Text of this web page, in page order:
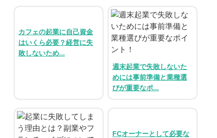
カフェの起業に自己資金
はいくら必要？経営に失
敗しないため...
週末起業で失敗しないた
めには事前準備と業種選
びが重要なポ...
FCオーナーとして必要な